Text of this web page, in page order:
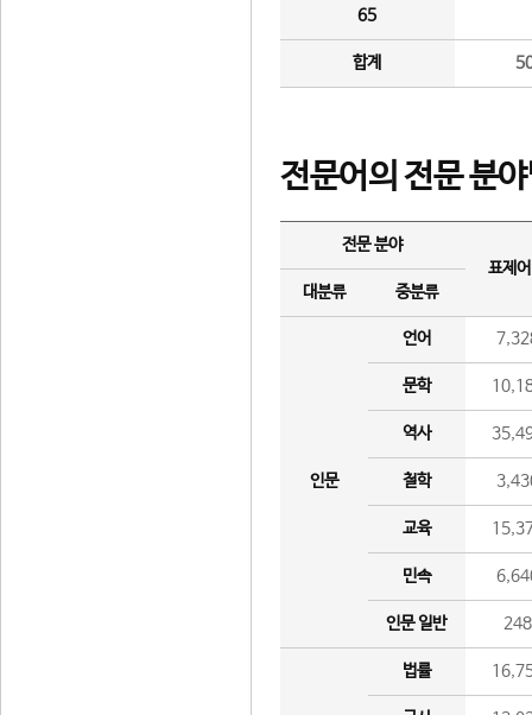
65
합계
전문어의 전문 분
전문 분야
표제
대분류
중분류
인문
언어
문학
역사
철학
교육
민속
인문 일반 248
법률